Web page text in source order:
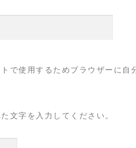
で使用するためブラウザーに自
文字を入力してください。